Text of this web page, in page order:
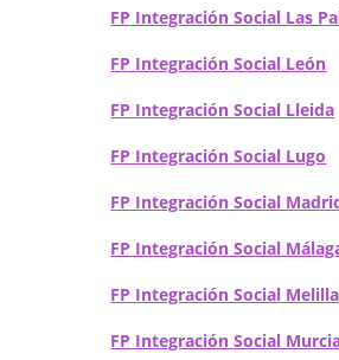
FP Integración Social Las
FP Integración Social León
FP Integración Social Lleida
FP Integración Social Lugo
FP Integración Social
FP Integración Social
FP Integración Social Melilla
FP Integración Social